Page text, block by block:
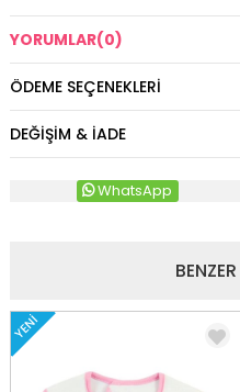
YORUMLAR(0)
ÖDEME SEÇENEKLERI
DEĞIŞIM & İADE
WhatsApp
YENI